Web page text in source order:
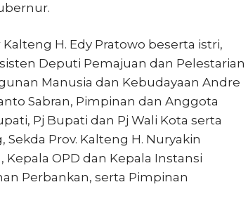
H. Edy Pratowo beserta istri,
Deputi Pemajuan dan Pelestarian
Manusia dan Kebudayaan Andre
Sabran, Pimpinan dan Anggota
Pj Bupati dan Pj Wali Kota serta
Prov. Kalteng H. Nuryakin
Kepala OPD dan Kepala Instansi
Perbankan, serta Pimpinan